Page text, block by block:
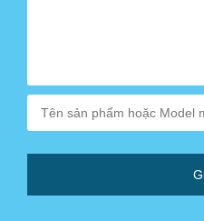
Hệ thống lọc 8 lõi